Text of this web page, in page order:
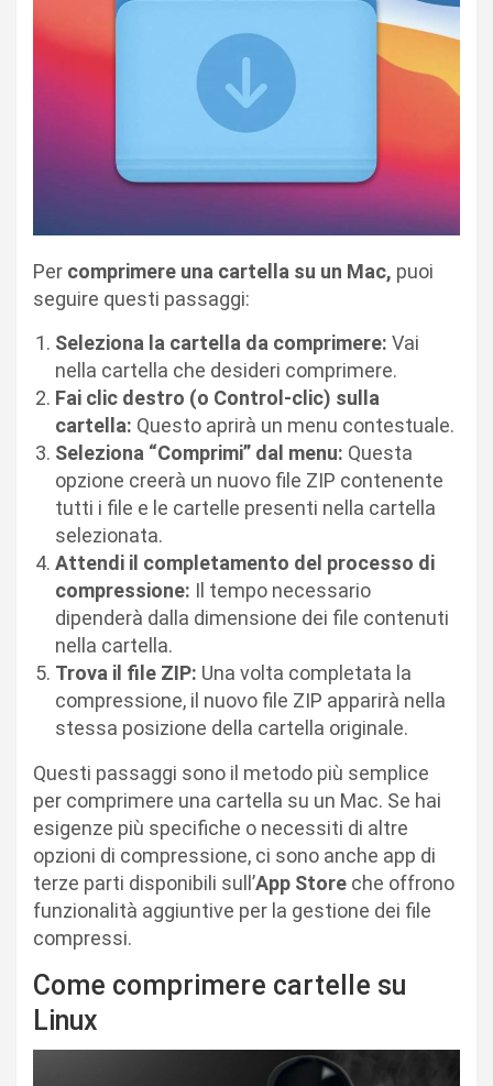
Per comprimere una cartella su un Mac, puoi
seguire questi passaggi:
Seleziona la cartella da comprimere: Vai
nella cartella che desideri comprimere.
Fai clic destro (o Control-clic) sulla
cartella: Questo aprirà un menu contestuale.
Seleziona “Comprimi” dal menu: Questa
opzione creerà un nuovo file ZIP contenente
tutti i file e le cartelle presenti nella cartella
selezionata.
Attendi il completamento del processo di
compressione: Il tempo necessario
dipenderà dalla dimensione dei file contenuti
nella cartella.
Trova il file ZIP: Una volta completata la
compressione, il nuovo file ZIP apparirà nella
stessa posizione della cartella originale.
Questi passaggi sono il metodo più semplice
per comprimere una cartella su un Mac. Se hai
esigenze più specifiche o necessiti di altre
opzioni di compressione, ci sono anche app di
terze parti disponibili sull’App Store che offrono
funzionalità aggiuntive per la gestione dei file
compressi.
Come comprimere cartelle su
Linux